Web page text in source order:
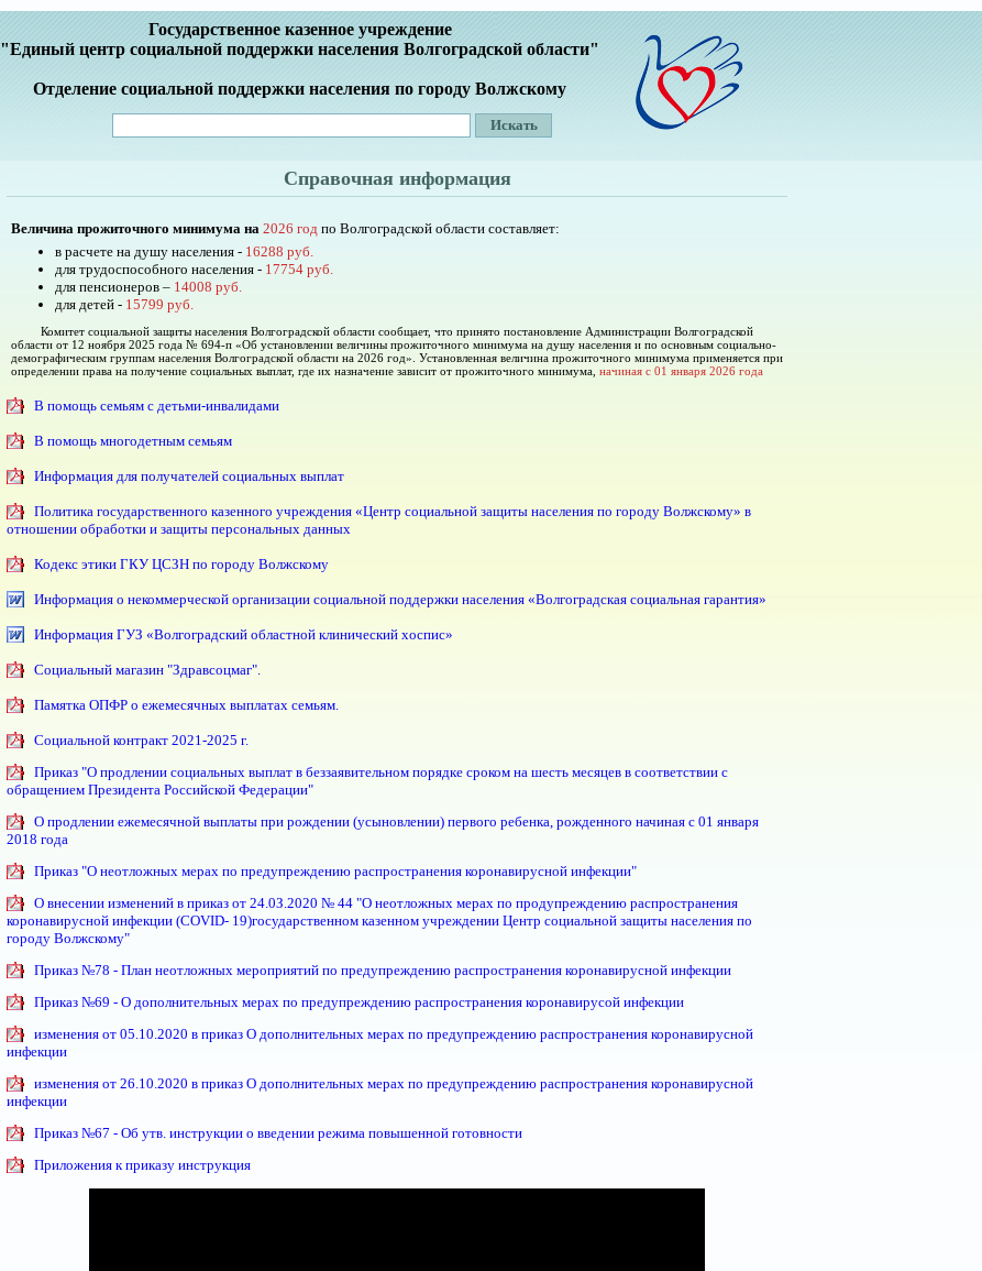
Государственное казенное учреждение
"Единый центр социальной поддержки населения Волгоградской области"
Отделение социальной поддержки населения по городу Волжскому
Справочная информация
Величина прожиточного минимума на 2026 год по Волгоградской области составляет:
в расчете на душу населения - 16288 руб.
для трудоспособного населения - 17754 руб.
для пенсионеров – 14008 руб.
для детей - 15799 руб.
Комитет социальной защиты населения Волгоградской области сообщает, что принято постановление Администрации Волгоградской
области от 12 ноября 2025 года № 694-п «Об установлении величины прожиточного минимума на душу населения и по основным социально-
демографическим группам населения Волгоградской области на 2026 год». Установленная величина прожиточного минимума применяется при
определении права на получение социальных выплат, где их назначение зависит от прожиточного минимума, начиная с 01 января 2026 года
В помощь семьям с детьми-инвалидами
В помощь многодетным семьям
Информация для получателей социальных выплат
Политика государственного казенного учреждения «Центр социальной защиты населения по городу Волжскому» в
отношении обработки и защиты персональных данных
Кодекс этики ГКУ ЦСЗН по городу Волжскому
Информация о некоммерческой организации социальной поддержки населения «Волгоградская социальная гарантия»
Информация ГУЗ «Волгоградский областной клинический хоспис»
Социальный магазин "Здравсоцмаг".
Памятка ОПФР о ежемесячных выплатах семьям.
Социальной контракт 2021-2025 г.
Приказ "О продлении социальных выплат в беззаявительном порядке сроком на шесть месяцев в соответствии с
обращением Президента Российской Федерации"
О продлении ежемесячной выплаты при рождении (усыновлении) первого ребенка, рожденного начиная с 01 января
2018 года
Приказ "О неотложных мерах по предупреждению распространения коронавирусной инфекции"
О внесении изменений в приказ от 24.0З.2020 № 44 "О неотложных мерах по продупреждению распространения
коронавирусной инфекции (COVID- 19)государственном казенном учреждении Центр социальной защиты наcеления по
городу Волжскому"
Приказ №78 - План неотложных мероприятий по предупреждению распространения коронавирусной инфекции
Приказ №69 - О дополнительных мерах по предупреждению распространения коронавирусой инфекции
изменения от 05.10.2020 в приказ О дополнительных мерах по предупреждению распространения коронавирусной
инфекции
изменения от 26.10.2020 в приказ О дополнительных мерах по предупреждению распространения коронавирусной
инфекции
Приказ №67 - Об утв. инструкции о введении режима повышенной готовности
Приложения к приказу инструкция